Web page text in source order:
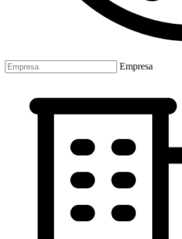
Empresa